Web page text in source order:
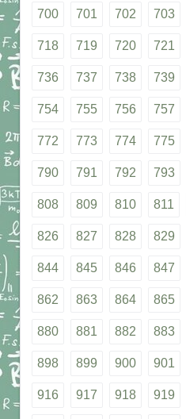
700 701 702 703
718 719 720 721
736 737 738 739
754 755 756 757
772 773 774 775
790 791 792 793
808 809 810 811
826 827 828 829
844 845 846 847
862 863 864 865
880 881 882 883
898 899 900 901
916 917 918 919